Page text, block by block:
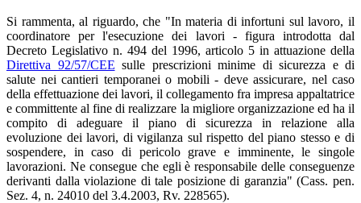
Si rammenta, al riguardo, che "In materia di infortuni sul lavoro, il
coordinatore per l'esecuzione dei lavori - figura introdotta dal
Decreto Legislativo n. 494 del 1996, articolo 5 in attuazione della
Direttiva 92/57/CEE sulle prescrizioni minime di sicurezza e di
salute nei cantieri temporanei o mobili - deve assicurare, nel caso
della effettuazione dei lavori, il collegamento fra impresa appaltatrice
e committente al fine di realizzare la migliore organizzazione ed ha il
compito di adeguare il piano di sicurezza in relazione alla
evoluzione dei lavori, di vigilanza sul rispetto del piano stesso e di
sospendere, in caso di pericolo grave e imminente, le singole
lavorazioni. Ne consegue che egli è responsabile delle conseguenze
derivanti dalla violazione di tale posizione di garanzia" (Cass. pen.
Sez. 4, n. 24010 del 3.4.2003, Rv. 228565).